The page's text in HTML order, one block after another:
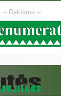
– Reklama –